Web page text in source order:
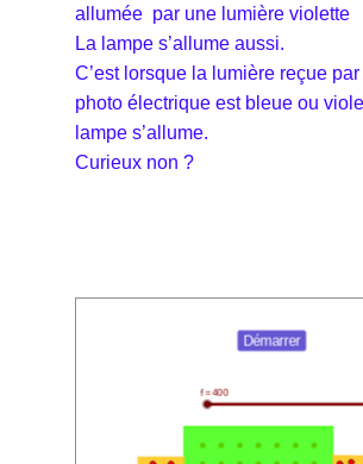
allumée par une lumière violette
La lampe s’allume aussi.
C’est lorsque la lumière reçue
photo électrique est bleue ou
lampe s’allume.
Curieux non ?